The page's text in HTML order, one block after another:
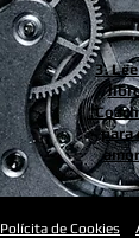
3.
para
Polícita de Cookies